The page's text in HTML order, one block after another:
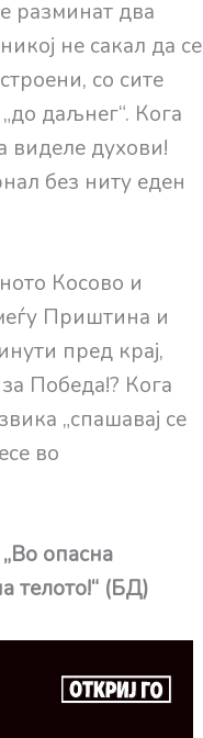
разминат два
не сакал да се
со сите
даљнег“. Кога
виделе духови!
без ниту еден
Косово и
Приштина и
пред крај,
Победа!? Кога
„спашавај се
во
опасна
телото!“ (БД)